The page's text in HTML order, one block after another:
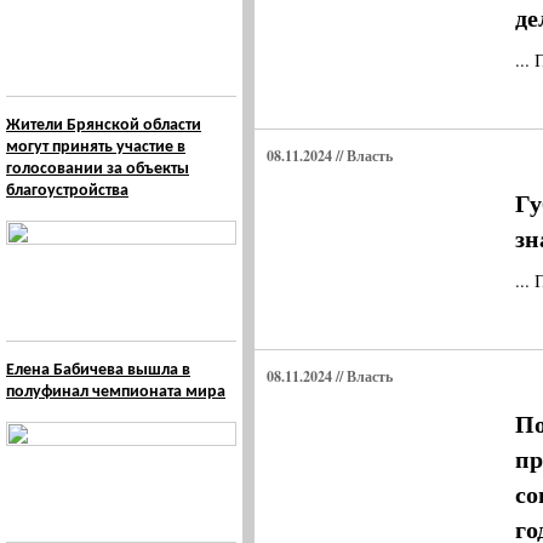
Жители Брянской области
могут принять участие в
голосовании за объекты
благоустройства
Елена Бабичева вышла в
полуфинал чемпионата мира
...
08.11.2024 // Власть
...
08.11.2024 // Власть